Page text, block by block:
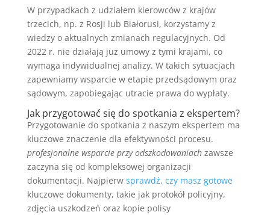
W przypadkach z udziałem kierowców z krajów
trzecich, np. z Rosji lub Białorusi, korzystamy z
wiedzy o aktualnych zmianach regulacyjnych. Od
2022 r. nie działają już umowy z tymi krajami, co
wymaga indywidualnej analizy. W takich sytuacjach
zapewniamy wsparcie w etapie przedsądowym oraz
sądowym, zapobiegając utracie prawa do wypłaty.
Jak przygotować się do spotkania z ekspertem?
Przygotowanie do spotkania z naszym ekspertem ma
kluczowe znaczenie dla efektywności procesu.
profesjonalne wsparcie przy odszkodowaniachzawsze
zaczyna się od kompleksowej organizacji
dokumentacji. Najpierw sprawdź, czy masz gotowe
kluczowe dokumenty, takie jak protokół policyjny,
zdjęcia uszkodzeń oraz kopie polisy